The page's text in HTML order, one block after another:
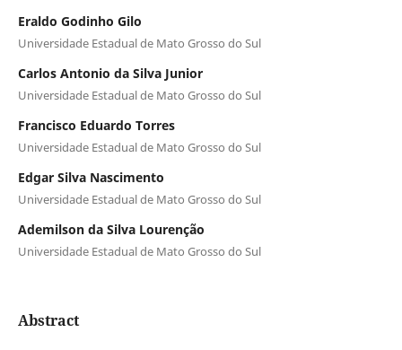
Eraldo Godinho Gilo
Universidade Estadual de Mato Grosso do Sul
Carlos Antonio da Silva Junior
Universidade Estadual de Mato Grosso do Sul
Francisco Eduardo Torres
Universidade Estadual de Mato Grosso do Sul
Edgar Silva Nascimento
Universidade Estadual de Mato Grosso do Sul
Ademilson da Silva Lourenção
Universidade Estadual de Mato Grosso do Sul
Abstract